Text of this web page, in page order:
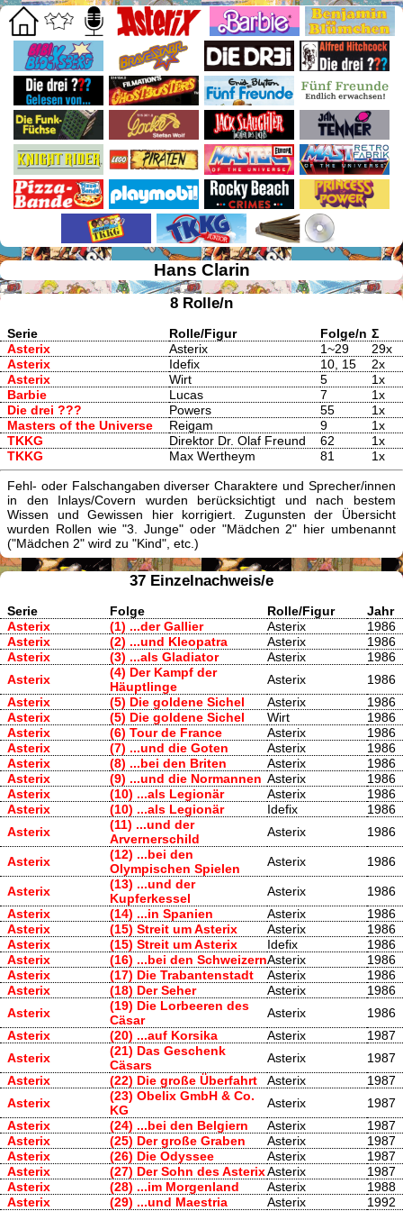
Hans Clarin
8 Rolle/n
Serie Rolle/Figur Folge/n Σ
Asterix
Asterix 1~29
29x
Asterix
Idefix 10, 15
2x
Asterix
Wirt 5
1x
Barbie
Lucas 7
1x
Die drei ???
Powers 55
1x
Masters of the Universe
Reigam 9
1x
TKKG
Direktor Dr. Olaf Freund 62
1x
TKKG
Max Wertheym 81 1x
Fehl- oder Falschangaben diverser Charaktere und Sprecher/innen
in den Inlays/Covern wurden berücksichtigt und nach bestem
Wissen und Gewissen hier korrigiert. Zugunsten der Übersicht
wurden Rollen wie "3. Junge" oder "Mädchen 2" hier umbenannt
("Mädchen 2" wird zu "Kind", etc.)
37 Einzelnachweis/e
Serie Folge Rolle/Figur
Jahr
Asterix
(1) ...der Gallier Asterix
1986
Asterix
(2) ...und Kleopatra Asterix
1986
Asterix
(3) ...als Gladiator Asterix
1986
Asterix
(4) Der Kampf der
Häuptlinge
Asterix
1986
Asterix
(5) Die goldene Sichel Asterix
1986
Asterix
(5) Die goldene Sichel Wirt
1986
Asterix
(6) Tour de France Asterix
1986
Asterix
(7) ...und die Goten Asterix
1986
Asterix
(8) ...bei den Briten Asterix
1986
Asterix
(9) ...und die Normannen Asterix
1986
Asterix
(10) ...als Legionär Asterix
1986
Asterix
(10) ...als Legionär Idefix
1986
Asterix
(11) ...und der
Arvernerschild
Asterix 1986
Asterix
(12) ...bei den
Olympischen Spielen
Asterix 1986
Asterix
(13) ...und der
Kupferkessel
Asterix
1986
Asterix
(14) ...in Spanien Asterix
1986
Asterix
(15) Streit um Asterix Asterix
1986
Asterix
(15) Streit um Asterix Idefix
1986
Asterix
(16) ...bei den SchweizernAsterix
1986
Asterix
(17) Die Trabantenstadt Asterix
1986
Asterix
(18) Der Seher Asterix
1986
Asterix
(19) Die Lorbeeren des
Cäsar
Asterix
1986
Asterix
(20) ...auf Korsika Asterix
1987
Asterix
(21) Das Geschenk
Cäsars
Asterix
1987
Asterix
(22) Die große Überfahrt Asterix
1987
Asterix
(23) Obelix GmbH & Co.
KG
Asterix
1987
Asterix
(24) ...bei den Belgiern Asterix
1987
Asterix
(25) Der große Graben Asterix
1987
Asterix
(26) Die Odyssee Asterix
1987
Asterix
(27) Der Sohn des AsterixAsterix
1987
Asterix
(28) ...im Morgenland Asterix
1988
Asterix
(29) ...und Maestria Asterix
1992